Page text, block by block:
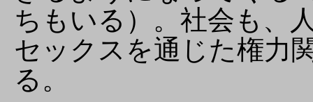
ちもいる）。社会も、
セックスを通じた権力
る。